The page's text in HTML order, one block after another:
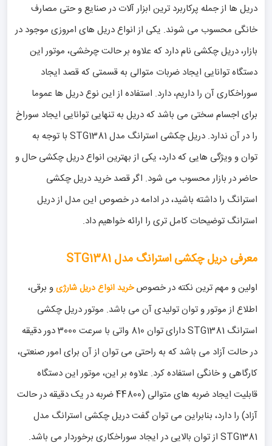
دریل ها از جمله پرکاربرد ترین ابزار آلات در صنایع و حتی مصارف
خانگی محسوب می شوند. یکی از انواع دریل های امروزی موجود در
بازار، دریل چکشی نام دارد که علاوه بر حالت چرخشی، موتور این
دستگاه توانایی ایجاد ضربات متوالی به قسمتی که قصد ایجاد
سوراخکاری آن را داریم، دارد. استفاده از این نوع دریل ها عموما
برای اجسام سختی می باشد که دریل به تنهایی توانایی ایجاد سوراخ
را در آن ندارد. دریل چکشی استرانگ مدل STG1381 با توجه به
توان و ویژگی هایی که دارد، یکی از بهترین انواع دریل چکشی حال و
حاضر در بازار محسوب می شود. اگر قصد خرید دریل چکشی
استرانگ را داشته باشید، در ادامه در خصوص این مدل از دریل
استرانگ توضیحات کامل تری را ارائه خواهیم داد.
معرفی دریل چکشی استرانگ مدل STG1381
اولین و مهم ترین نکته در خصوصخرید انواع دریل شارژیو برقی،
اطلاع از موتور و توان تولیدی آن می باشد. موتور دریل چکشی
استرانگ STG1381 دارای توان 810 واتی با سرعت 3000 دور دقیقه
در حالت آزاد می باشد که به راحتی می توان از آن برای امور صنعتی،
کارگاهی و خانگی استفاده کرد. علاوه بر این، موتور این دستگاه
قابلیت ایجاد ضربه های متوالی (44800 ضربه در یک دقیقه در حالت
آزاد) را دارد، بنابراین می توان گفت دریل چکشی استرانگ مدل
STG1381 از توان بالایی در ایجاد سوراخکاری برخوردار می باشد.